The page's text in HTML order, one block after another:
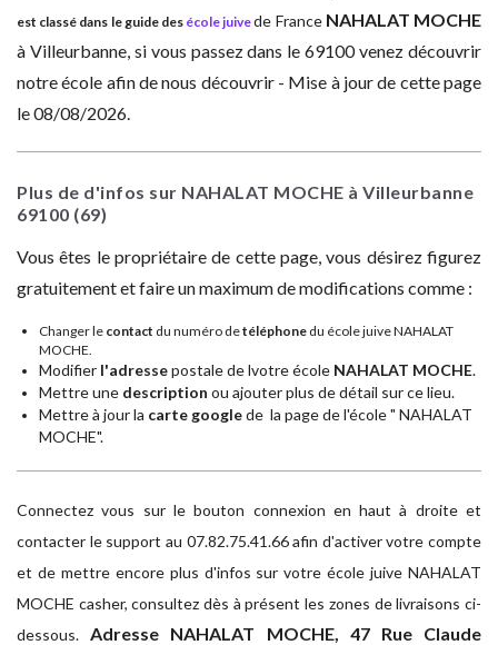
est classé dans le guide des école juivede France NAHALAT MOCHE
à Villeurbanne, si vous passez dans le 69100 venez découvrir
notre école afin de nous découvrir - Mise à jour de cette page
le 08/08/2026.
Plus de d'infos sur NAHALAT MOCHE à Villeurbanne
69100 (69)
Vous êtes le propriétaire de cette page, vous désirez figurez
gratuitement et faire un maximum de modifications comme :
Changer le contact du numéro detéléphone du école juive NAHALAT
MOCHE.
Modifier l'adressepostale de lvotre école NAHALAT MOCHE.
Mettre une description ou ajouter plus de détail sur ce lieu.
Mettre à jour la carte googlede la page de l'école " NAHALAT
MOCHE".
Connectez vous sur le bouton connexion en haut à droite et
contacter le support au 07.82.75.41.66 afin d'activer votre compte
et de mettre encore plus d'infos sur votre école juive NAHALAT
MOCHE casher, consultez dès à présent les zones de livraisons ci-
dessous.Adresse NAHALAT MOCHE, 47 Rue Claude